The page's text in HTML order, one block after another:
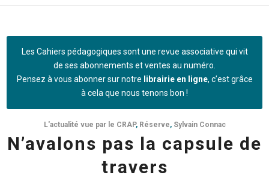
Les Cahiers pédagogiques sont une revue associative qui vit
de ses abonnements et ventes au numéro.
Pensez à vous abonner sur notre librairie en ligne, c’est grâce
à cela que nous tenons bon !
L'actualité vue par le CRAP, Réserve, Sylvain Connac
N’avalons pas la capsule de
travers